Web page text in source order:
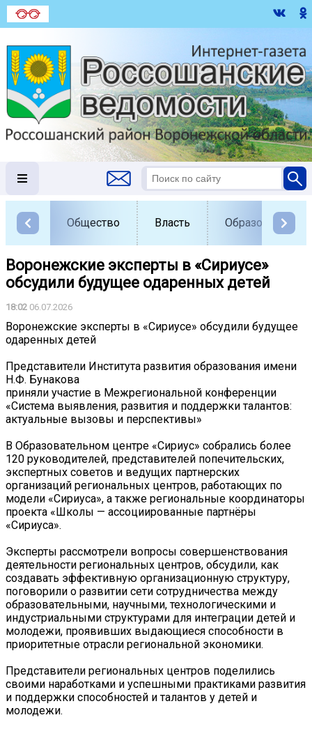
Общество Власть Образование
Воронежские эксперты в «Сириусе»
обсудили будущее одаренных детей
18:02 06.07.2026
Воронежские эксперты в «Сириусе» обсудили будущее
одаренных детей
Представители Института развития образования имени
Н.Ф. Бунакова
приняли участие в Межрегиональной конференции
«Система выявления, развития и поддержки талантов:
актуальные вызовы и перспективы»
В Образовательном центре «Сириус» собрались более
120 руководителей, представителей попечительских,
экспертных советов и ведущих партнерских
организаций региональных центров, работающих по
модели «Сириуса», а также региональные координаторы
проекта «Школы — ассоциированные партнёры
«Сириуса».
Эксперты рассмотрели вопросы совершенствования
деятельности региональных центров, обсудили, как
создавать эффективную организационную структуру,
поговорили о развитии сети сотрудничества между
образовательными, научными, технологическими и
индустриальными структурами для интеграции детей и
молодежи, проявивших выдающиеся способности в
приоритетные отрасли региональной экономики.
Представители региональных центров поделились
своими наработками и успешными практиками развития
и поддержки способностей и талантов у детей и
молодежи.